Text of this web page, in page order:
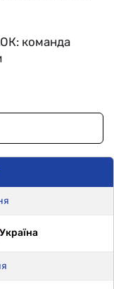
команда
Україна